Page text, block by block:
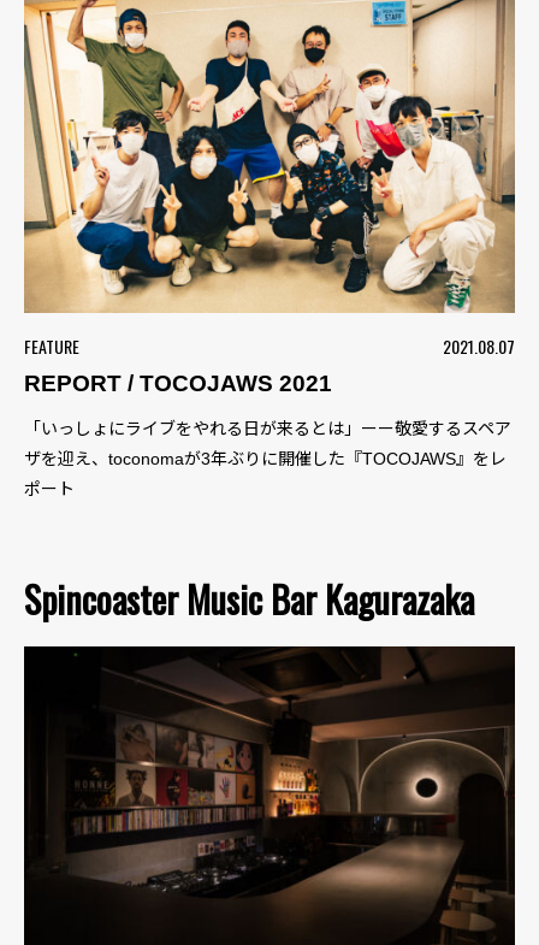
FEATURE
2021.08.07
REPORT / TOCOJAWS 2021
「いっしょにライブをやれる日が来るとは」ーー敬愛するスペア
ザを迎え、toconomaが3年ぶりに開催した『TOCOJAWS』をレ
ポート
Spincoaster Music Bar Kagurazaka